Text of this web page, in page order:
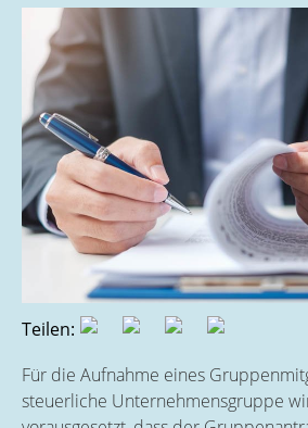
Teilen:
Für die Aufnahme eines
steuerliche Unternehmensgruppe